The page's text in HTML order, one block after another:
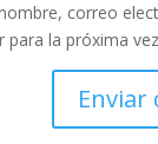
correo
para la próxima